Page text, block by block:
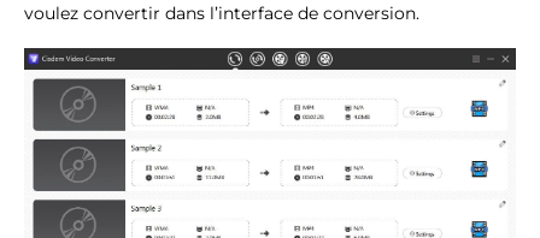
voulez convertir dans l’interface de conversion.